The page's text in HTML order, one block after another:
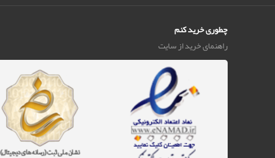
چطوری خرید کنم
راهنمای خرید از سایت